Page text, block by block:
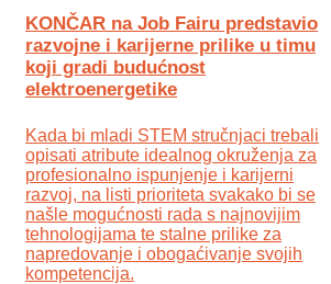
KONČAR na Job Fairu predstavio
razvojne i karijerne prilike u timu
koji gradi budućnost
elektroenergetike
Kada bi mladi STEM stručnjaci trebali
opisati atribute idealnog okruženja za
profesionalno ispunjenje i karijerni
razvoj, na listi prioriteta svakako bi se
našle mogućnosti rada s najnovijim
tehnologijama te stalne prilike za
napredovanje i obogaćivanje svojih
kompetencija.